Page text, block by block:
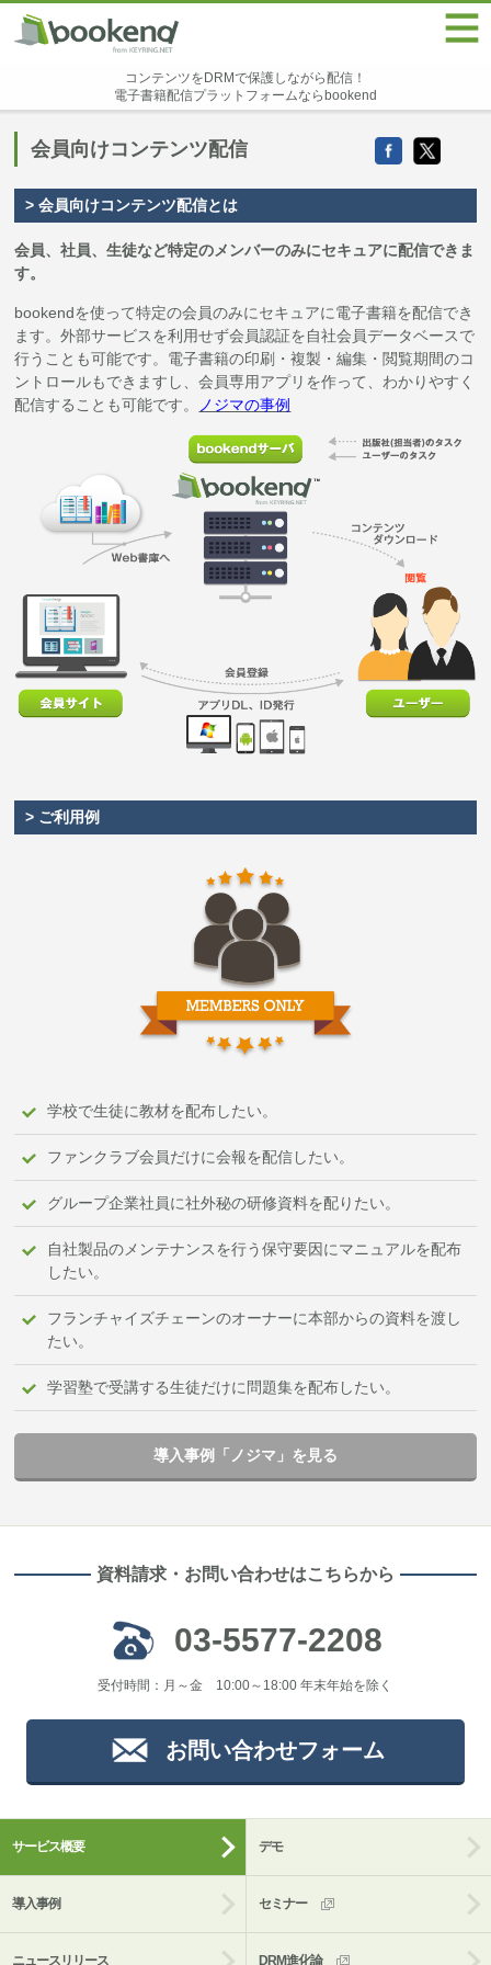
コンテンツをDRMで保護しながら配信！
電子書籍配信プラットフォームならbookend
会員向けコンテンツ配信
> 会員向けコンテンツ配信とは
会員、社員、生徒など特定のメンバーのみにセキュアに配信できま
す。
bookendを使って特定の会員のみにセキュアに電子書籍を配信でき
ます。外部サービスを利用せず会員認証を自社会員データベースで
行うことも可能です。電子書籍の印刷・複製・編集・閲覧期間のコ
ントロールもできますし、会員専用アプリを作って、わかりやすく
配信することも可能です。
ノジマの事例
> ご利用例
学校で生徒に教材を配布したい。
ファンクラブ会員だけに会報を配信したい。
グループ企業社員に社外秘の研修資料を配りたい。
自社製品のメンテナンスを行う保守要因にマニュアルを配布
したい。
フランチャイズチェーンのオーナーに本部からの資料を渡し
たい。
学習塾で受講する生徒だけに問題集を配布したい。
導入事例「ノジマ」を見る
資料請求・お問い合わせはこちらから
03-5577-2208
受付時間：月～金 10:00～18:00 年末年始を除く
お問い合わせフォーム
サービス概要 デモ
導入事例 セミナー
ニュースリリース DRM進化論